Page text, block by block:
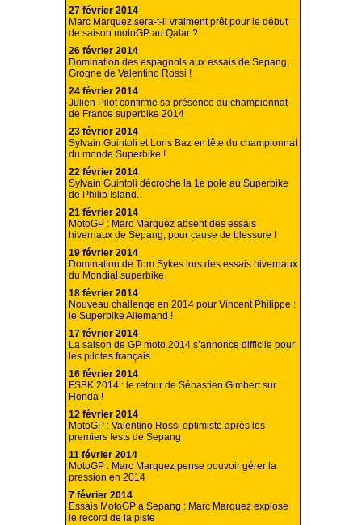
27 février 2014
Marc Marquez sera-t-il vraiment prêt pour le début
de saison motoGP au Qatar ?
26 février 2014
Domination des espagnols aux essais de Sepang,
Grogne de Valentino Rossi !
24 février 2014
Julien Pilot confirme sa présence au championnat
de France superbike 2014
23 février 2014
Sylvain Guintoli et Loris Baz en tête du championnat
du monde Superbike !
22 février 2014
Sylvain Guintoli décroche la 1e pole au Superbike
de Philip Island.
21 février 2014
MotoGP : Marc Marquez absent des essais
hivernaux de Sepang, pour cause de blessure !
19 février 2014
Domination de Tom Sykes lors des essais hivernaux
du Mondial superbike
18 février 2014
Nouveau challenge en 2014 pour Vincent Philippe :
le Superbike Allemand !
17 février 2014
La saison de GP moto 2014 s’annonce difficile pour
les pilotes français
16 février 2014
FSBK 2014 : le retour de Sébastien Gimbert sur
Honda !
12 février 2014
MotoGP : Valentino Rossi optimiste après les
premiers tests de Sepang
11 février 2014
MotoGP : Marc Marquez pense pouvoir gérer la
pression en 2014
7 février 2014
Essais MotoGP à Sepang : Marc Marquez explose
le record de la piste